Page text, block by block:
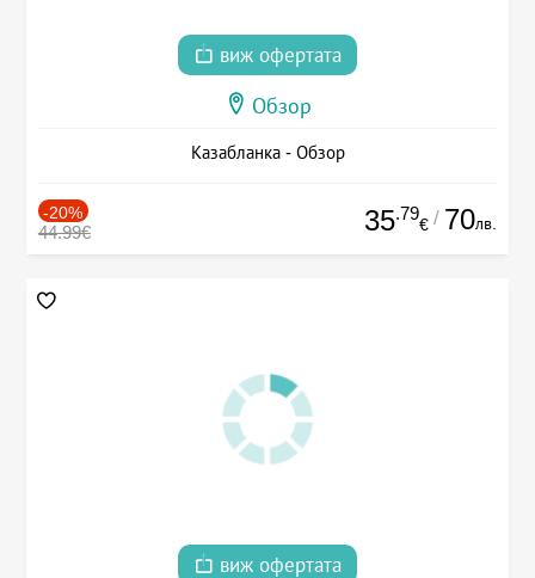
виж офертата
Обзор
Казабланка - Обзор
-20%
44.99€ 35.79
€ / 70лв.
виж офертата